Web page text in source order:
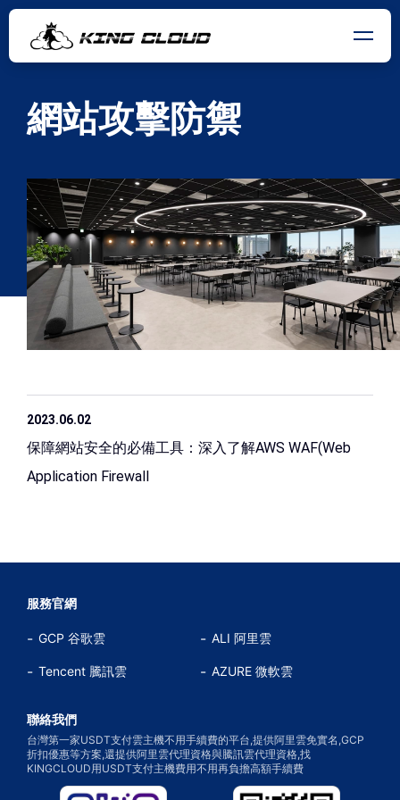
網站攻擊防禦
2023.06.02
保障網站安全的必備工具：深入了解AWS WAF(Web
Application Firewall
服務官網
GCP 谷歌雲 ALI 阿里雲
Tencent 騰訊雲 AZURE 微軟雲
聯絡我們
台灣第一家USDT支付雲主機不用手續費的平台,提供阿里雲免實名,GCP
折扣優惠等方案,還提供阿里雲代理資格與騰訊雲代理資格,找
KINGCLOUD用USDT支付主機費用不用再負擔高額手續費